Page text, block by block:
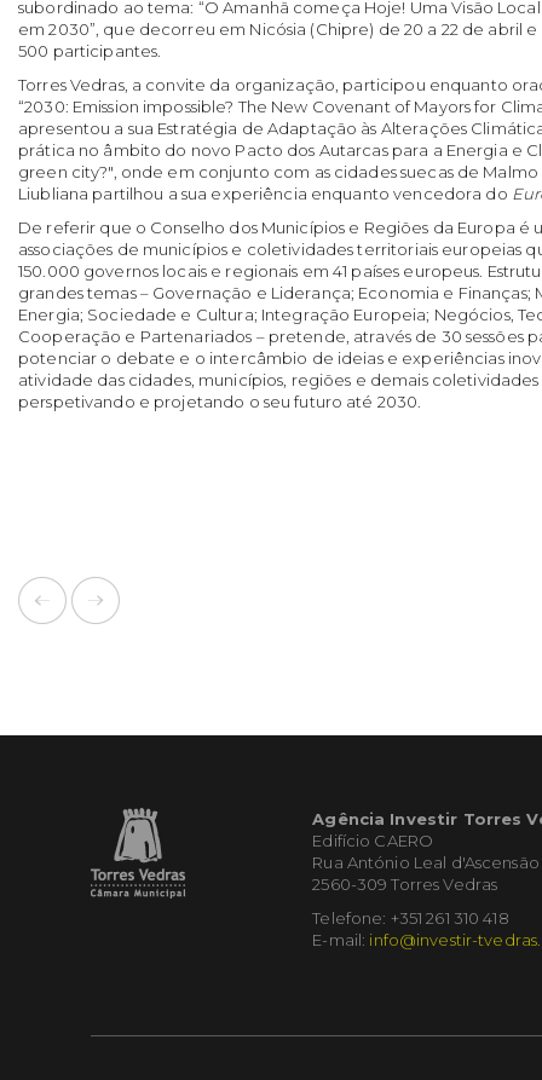
subordinado ao tema: “O Amanhã começa Hoje! Uma Visão
em 2030”, que decorreu em Nicósia (Chipre) de 20 a 22 de abril
500 participantes.
Torres Vedras, a convite da organização, participou enquanto
“2030: Emission impossible? The New Covenant of Mayors for
apresentou a sua Estratégia de Adaptação às Alterações
prática no âmbito do novo Pacto dos Autarcas para a Energia e
green city?", onde em conjunto com as cidades suecas de
Liubliana partilhou a sua experiência enquanto vencedora do
De referir que o Conselho dos Municípios e Regiões da Europa é
associações de municípios e coletividades territoriais europeias
150.000 governos locais e regionais em 41 países europeus.
grandes temas – Governação e Liderança; Economia e Finanças;
Energia; Sociedade e Cultura; Integração Europeia; Negócios,
Cooperação e Partenariados – pretende, através de 30 sessões
potenciar o debate e o intercâmbio de ideias e experiências
atividade das cidades, municípios, regiões e demais
perspetivando e projetando o seu futuro até 2030.
Agência Investir Torres
Edifício CAERO
Rua António Leal d'Ascensão
2560-309 Torres Vedras
Telefone: +351 261 310 418
E-mail: info@investir-